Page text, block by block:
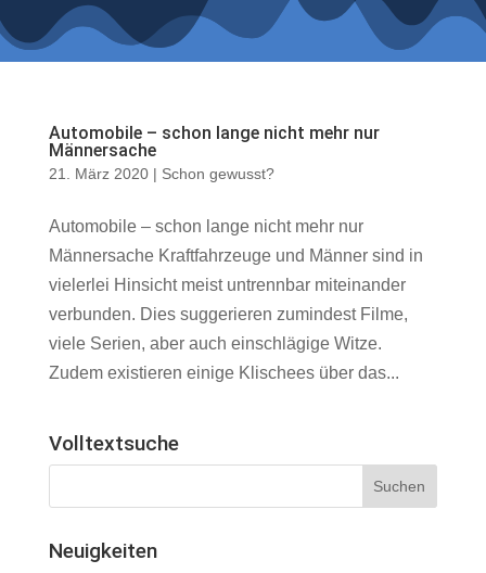
Automobile – schon lange nicht mehr nur
Männersache
21. März 2020| Schon gewusst?
Automobile – schon lange nicht mehr nur
Männersache Kraftfahrzeuge und Männer sind in
vielerlei Hinsicht meist untrennbar miteinander
verbunden. Dies suggerieren zumindest Filme,
viele Serien, aber auch einschlägige Witze.
Zudem existieren einige Klischees über das...
Volltextsuche
Neuigkeiten